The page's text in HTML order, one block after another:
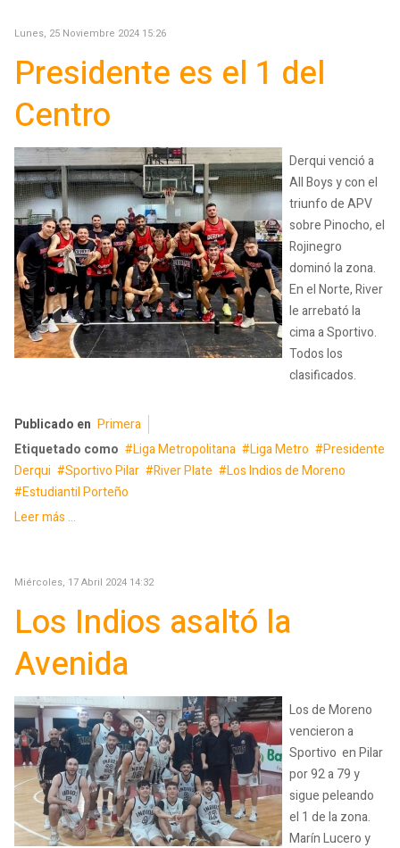
Lunes, 25 Noviembre 2024 15:26
Presidente es el 1 del
Centro
Derqui venció a
All Boys y con el
triunfo de APV
sobre Pinocho, el
Rojinegro
dominó la zona.
En el Norte, River
le arrebató la
cima a Sportivo.
Todos los
clasificados.
Publicado en Primera
Etiquetado como
Liga Metropolitana Liga Metro
Presidente
Derqui
Sportivo Pilar River Plate
Los Indios de Moreno
Estudiantil Porteño
Leer más ...
Miércoles, 17 Abril 2024 14:32
Los Indios asaltó la
Avenida
Los de Moreno
vencieron a
Sportivo en Pilar
por 92 a 79 y
sigue peleando
el 1 de la zona.
Marín Lucero y